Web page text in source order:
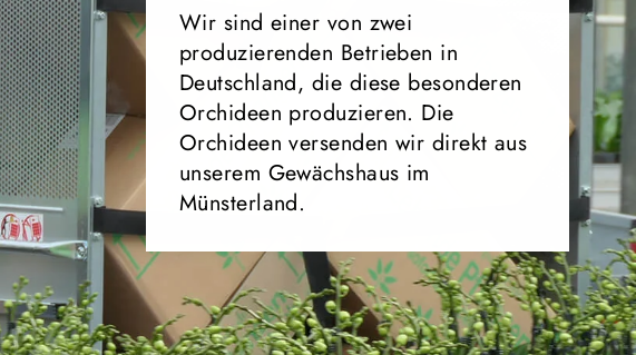
Wir sind einer von zwei
produzierenden Betrieben in
Deutschland, die diese besonderen
Orchideen produzieren. Die
Orchideen versenden wir direkt aus
unserem Gewächshaus im
Münsterland.